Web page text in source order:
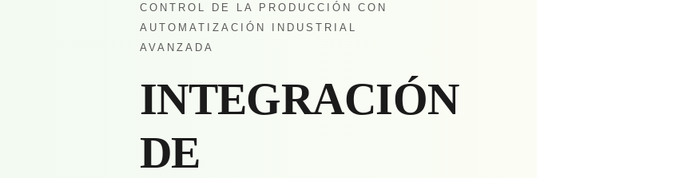
CONTROL DE LA PRODUCCIÓN CON
AUTOMATIZACIÓN INDUSTRIAL
AVANZADA
INTEGRACIÓN
DE